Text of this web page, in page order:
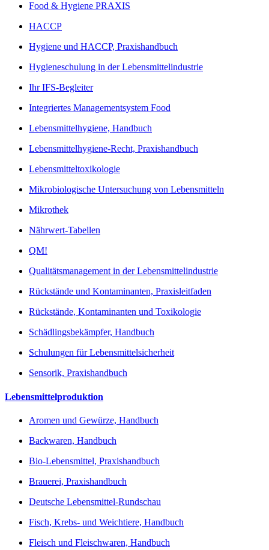
Food & Hygiene PRAXIS
HACCP
Hygiene und HACCP, Praxishandbuch
Hygieneschulung in der Lebensmittelindustrie
Ihr IFS-Begleiter
Integriertes Managementsystem Food
Lebensmittelhygiene, Handbuch
Lebensmittelhygiene-Recht, Praxishandbuch
Lebensmitteltoxikologie
Mikrobiologische Untersuchung von Lebensmitteln
Mikrothek
Nährwert-Tabellen
QM!
Qualitätsmanagement in der Lebensmittelindustrie
Rückstände und Kontaminanten, Praxisleitfaden
Rückstände, Kontaminanten und Toxikologie
Schädlingsbekämpfer, Handbuch
Schulungen für Lebensmittelsicherheit
Sensorik, Praxishandbuch
Lebensmittelproduktion
Aromen und Gewürze, Handbuch
Backwaren, Handbuch
Bio-Lebensmittel, Praxishandbuch
Brauerei, Praxishandbuch
Deutsche Lebensmittel-Rundschau
Fisch, Krebs- und Weichtiere, Handbuch
Fleisch und Fleischwaren, Handbuch